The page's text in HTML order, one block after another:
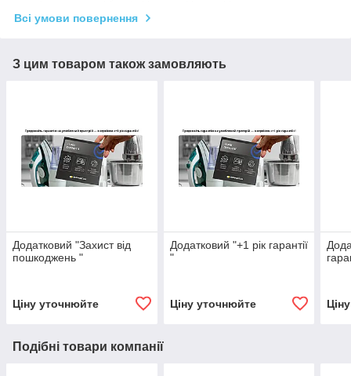
Всі умови повернення
З цим товаром також замовляють
Додатковий "Захист від
пошкоджень "
Ціну уточнюйте
Додатковий "+1 рік гарантії
"
Ціну уточнюйте
Подібні товари компанії